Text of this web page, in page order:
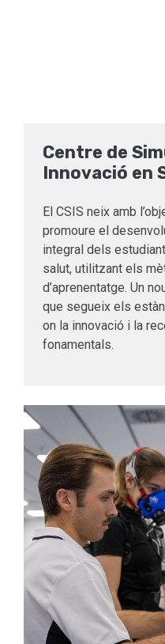
Centre de
Innovació en
El CSIS neix amb
promoure el
integral dels
salut, utilitzant els
d’aprenentatge. Un
que segueix els
on la innovació i la
fonamentals.